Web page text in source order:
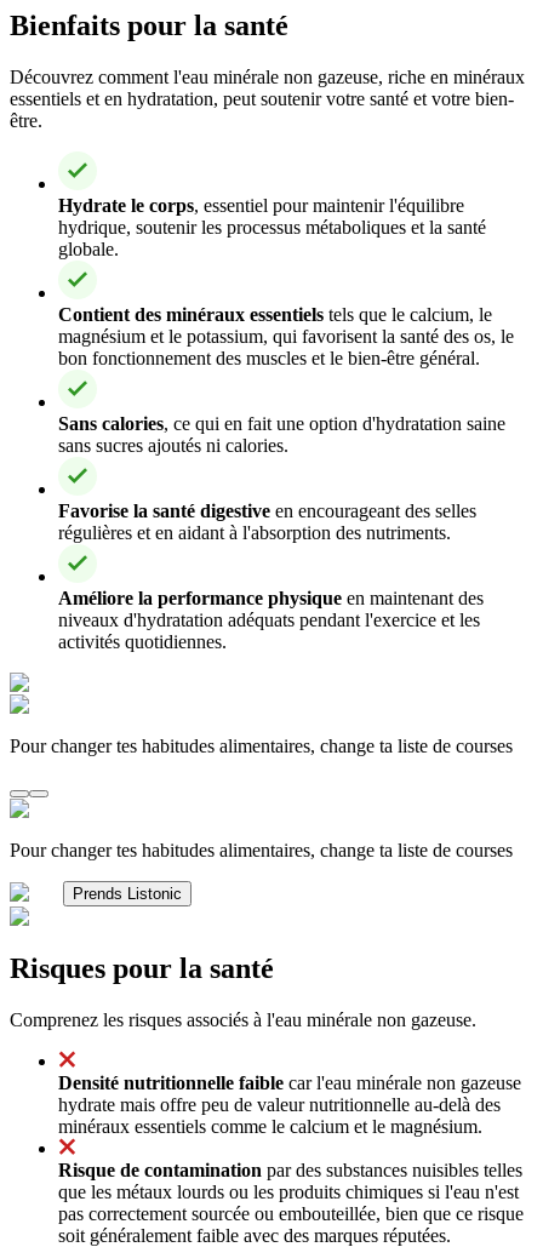
Bienfaits pour la santé
Découvrez comment l'eau minérale non gazeuse, riche en minéraux
essentiels et en hydratation, peut soutenir votre santé et votre bien-
être.
Hydrate le corps, essentiel pour maintenir l'équilibre
hydrique, soutenir les processus métaboliques et la santé
globale.
Contient des minéraux essentiels tels que le calcium, le
magnésium et le potassium, qui favorisent la santé des os, le
bon fonctionnement des muscles et le bien-être général.
Sans calories, ce qui en fait une option d'hydratation saine
sans sucres ajoutés ni calories.
Favorise la santé digestive en encourageant des selles
régulières et en aidant à l'absorption des nutriments.
Améliore la performance physique en maintenant des
niveaux d'hydratation adéquats pendant l'exercice et les
activités quotidiennes.
Pour changer tes habitudes alimentaires, change ta liste de courses
Pour changer tes habitudes alimentaires, change ta liste de courses
Prends Listonic
Risques pour la santé
Comprenez les risques associés à l'eau minérale non gazeuse.
Densité nutritionnelle faible car l'eau minérale non gazeuse
hydrate mais offre peu de valeur nutritionnelle au-delà des
minéraux essentiels comme le calcium et le magnésium.
Risque de contamination par des substances nuisibles telles
que les métaux lourds ou les produits chimiques si l'eau n'est
pas correctement sourcée ou embouteillée, bien que ce risque
soit généralement faible avec des marques réputées.